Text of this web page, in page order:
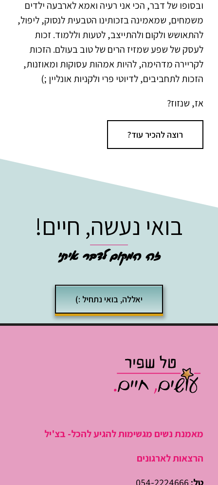
אלה החיים שלנו, לא יהיו לנו אחרים… ואנחנו יוצרים
אותם. כל הזמן.'לעשות חיים' זה ליצור את החיים שלנו
– המקצועיים והאישיים- מתוך שמחה אמיתית, חדוות
יצירה ותרומה לאחרים.להחזיר את הברק לעיניים, את
הכיף, את האיזון ולחוות חיים מופחתי סטרס.
משמחים, ש
להתאושש ולקום ולהתייצב, לטעות וללמוד. זכות
לעסק של שפע שמזיז הרים של טוב בעולם. הזכות
לקריירה מדהימה,להיות אמהות עסוקות ומאוזנות,
הזכות לתחביבים, לדיוטי פרי ולקניות אונליין ;)
רוצה להכיר עוד?
בואי נעשה, חיים!
יאללה, בואי נתחיל :)